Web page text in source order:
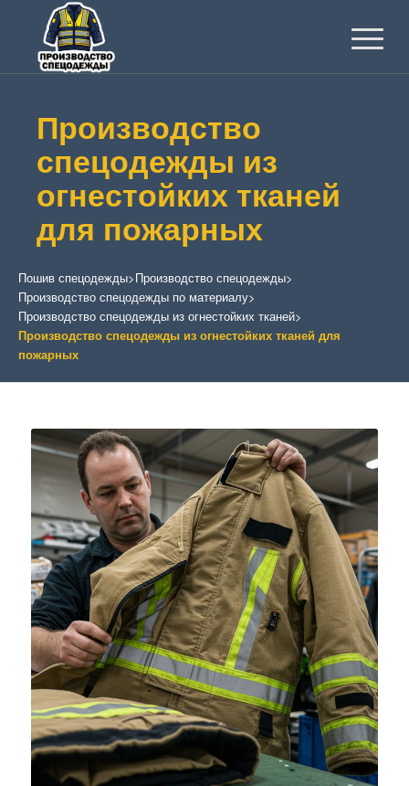
Производство
спецодежды из
огнестойких тканей
для пожарных
Пошив спецодежды>Производство спецодежды>
Производство спецодежды по материалу>
Производство спецодежды из огнестойких тканей>
Производство спецодежды из огнестойких тканей для
пожарных